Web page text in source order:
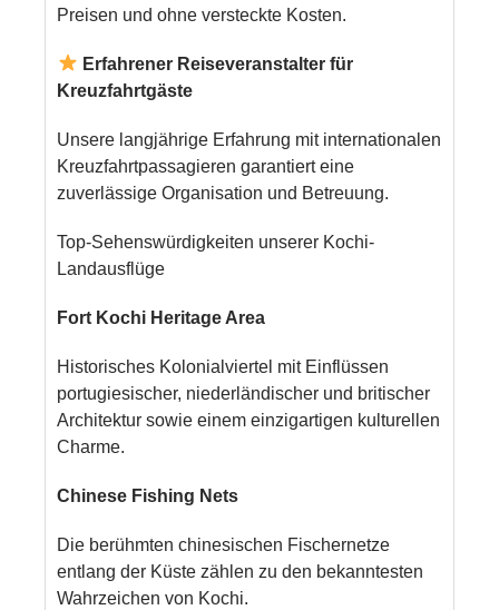
Preisen und ohne versteckte Kosten.
Erfahrener Reiseveranstalter für
Kreuzfahrtgäste
Unsere langjährige Erfahrung mit internationalen
Kreuzfahrtpassagieren garantiert eine
zuverlässige Organisation und Betreuung.
Top-Sehenswürdigkeiten unserer Kochi-
Landausflüge
Fort Kochi Heritage Area
Historisches Kolonialviertel mit Einflüssen
portugiesischer, niederländischer und britischer
Architektur sowie einem einzigartigen kulturellen
Charme.
Chinese Fishing Nets
Die berühmten chinesischen Fischernetze
entlang der Küste zählen zu den bekanntesten
Wahrzeichen von Kochi.